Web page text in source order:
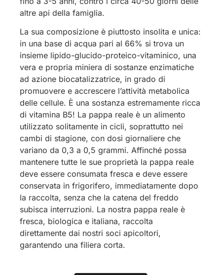
altre api della famiglia.
La sua composizione è piuttosto insolita e unica:
in una base di acqua pari al 66% si trova un
insieme lipido-glucido-proteico-vitaminico, una
vera e propria miniera di sostanze enzimatiche
ad azione biocatalizzatrice, in grado di
promuovere e accrescere l’attività metabolica
delle cellule. È una sostanza estremamente ricca
di vitamina B5! La pappa reale è un alimento
utilizzato solitamente in cicli, soprattutto nei
cambi di stagione, con dosi giornaliere che
variano da 0,3 a 0,5 grammi. Affinché possa
mantenere tutte le sue proprietà la pappa reale
deve essere consumata fresca e deve essere
conservata in frigorifero, immediatamente dopo
la raccolta, senza che la catena del freddo
subisca interruzioni. La nostra pappa reale è
fresca, biologica e italiana, raccolta
direttamente dai nostri soci apicoltori,
garantendo una filiera corta.